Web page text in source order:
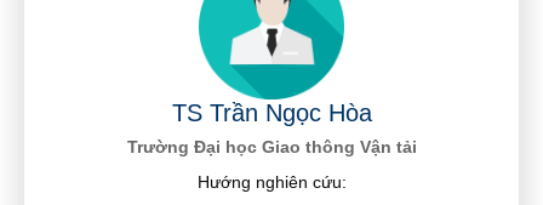
TS Trần Ngọc Hòa
Trường Đại học Giao thông Vận tải
Hướng nghiên cứu: